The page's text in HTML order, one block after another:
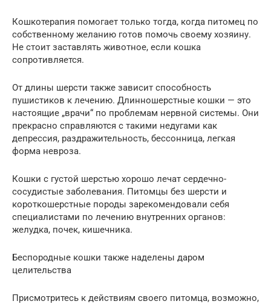
Кошкотерапия помогает только тогда, когда питомец по
собственному желанию готов помочь своему хозяину.
Не стоит заставлять животное, если кошка
сопротивляется.
От длины шерсти также зависит способность
пушистиков к лечению. Длинношерстные кошки — это
настоящие „врачи“ по проблемам нервной системы. Они
прекрасно справляются с такими недугами как
депрессия, раздражительность, бессонница, легкая
форма невроза.
Кошки с густой шерстью хорошо лечат сердечно-
сосудистые заболевания. Питомцы без шерсти и
короткошерстные породы зарекомендовали себя
специалистами по лечению внутренних органов:
желудка, почек, кишечника.
Беспородные кошки также наделены даром
целительства
Присмотритесь к действиям своего питомца, возможно,